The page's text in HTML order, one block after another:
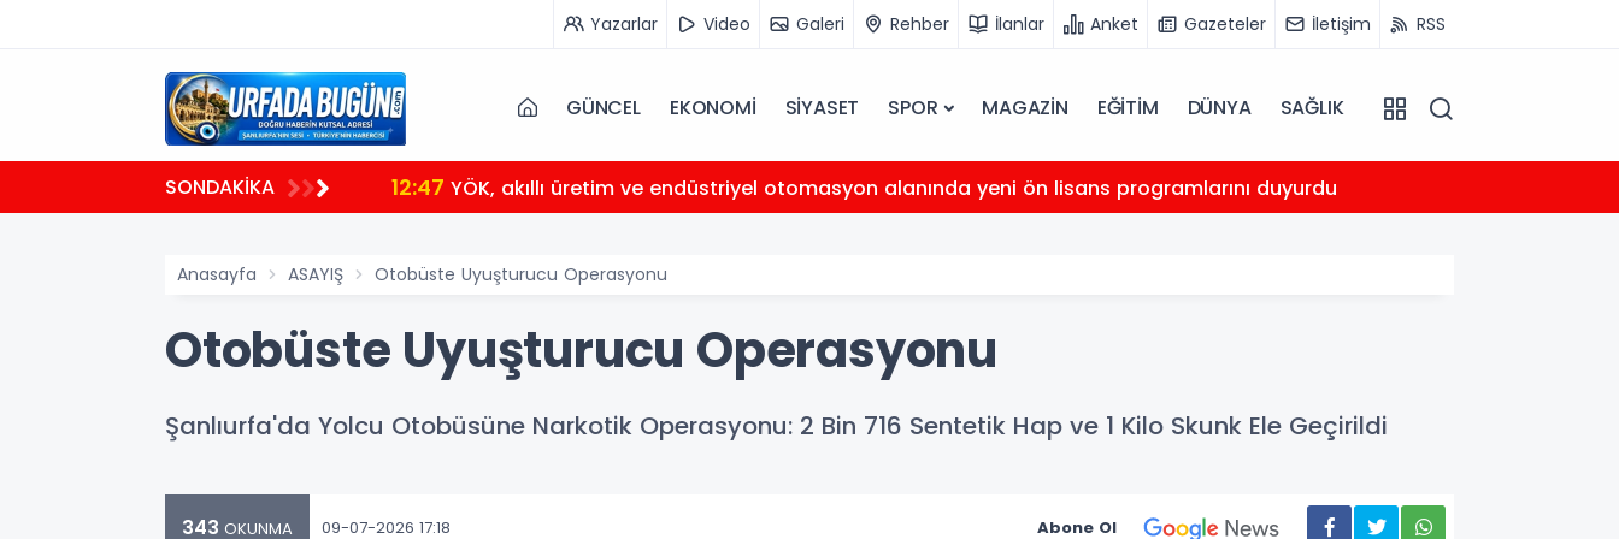
Yazarlar Video Galeri Rehber İlanlar Anket Gazeteler İletişim RSS
GÜNCEL EKONOMİ SİYASET SPOR MAGAZİN EĞİTİM DÜNYA SAĞLIK
SONDAKİKA 12:47 YÖK, akıllı üretim ve endüstriyel otomasyon alanında yeni ön lisans programlarını duyurdu
Anasayfa ASAYIŞ Otobüste Uyuşturucu Operasyonu
Otobüste Uyuşturucu Operasyonu
Şanlıurfa'da Yolcu Otobüsüne Narkotik Operasyonu: 2 Bin 716 Sentetik Hap ve 1 Kilo Skunk Ele Geçirildi
343 OKUNMA 09-07-2026 17:18 Abone Ol